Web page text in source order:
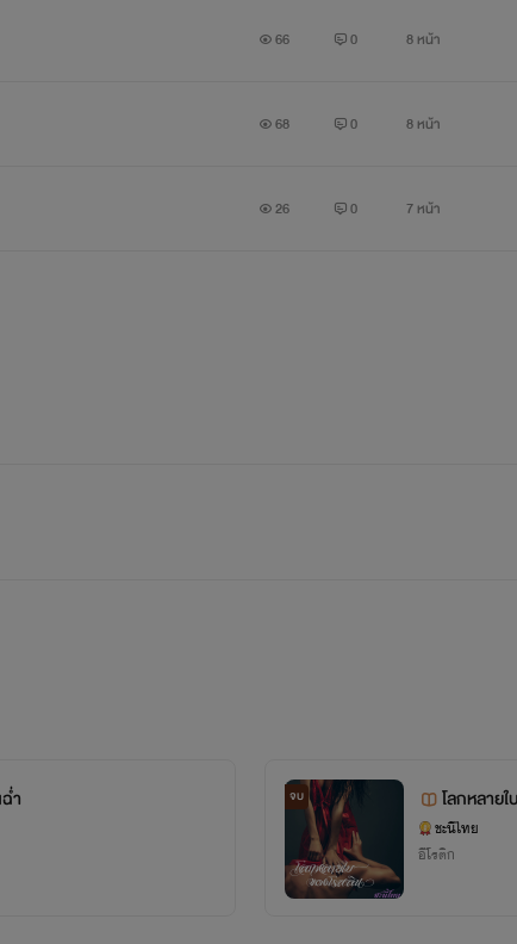
66 0 8 หน้า
68 0 8 หน้า
26 0 7 หน้า
ำ จบ โลกหลายใ
ชะนีไทย
อีโรติก